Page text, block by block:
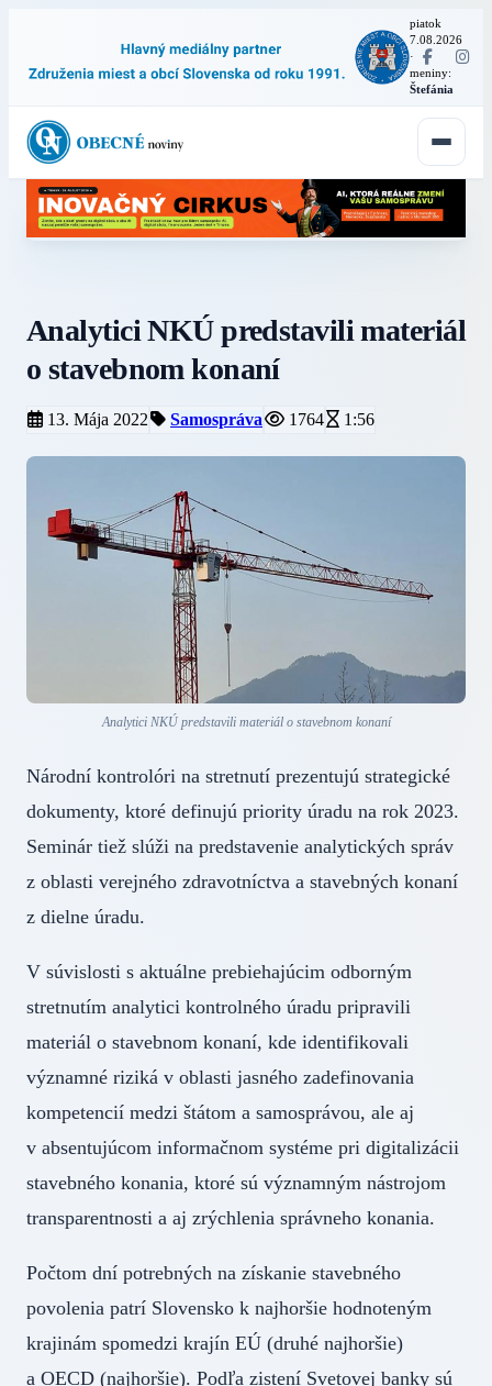
piatok
7.08.2026
·
meniny:
Štefánia
Analytici NKÚ predstavili materiál
o stavebnom konaní
13. Mája 2022 Samospráva 1764 1:56
Analytici NKÚ predstavili materiál o stavebnom konaní
Národní kontrolóri na stretnutí prezentujú strategické
dokumenty, ktoré definujú priority úradu na rok 2023.
Seminár tiež slúži na predstavenie analytických správ
z oblasti verejného zdravotníctva a stavebných konaní
z dielne úradu.
V súvislosti s aktuálne prebiehajúcim odborným
stretnutím analytici kontrolného úradu pripravili
materiál o stavebnom konaní, kde identifikovali
významné riziká v oblasti jasného zadefinovania
kompetencií medzi štátom a samosprávou, ale aj
v absentujúcom informačnom systéme pri digitalizácii
stavebného konania, ktoré sú významným nástrojom
transparentnosti a aj zrýchlenia správneho konania.
Počtom dní potrebných na získanie stavebného
povolenia patrí Slovensko k najhoršie hodnoteným
krajinám spomedzi krajín EÚ (druhé najhoršie)
a OECD (najhoršie). Podľa zistení Svetovej banky sú